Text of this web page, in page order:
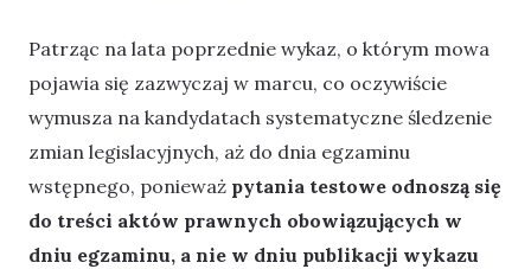
Patrząc na lata poprzednie wykaz, o którym mowa
pojawia się zazwyczaj w marcu, co oczywiście
wymusza na kandydatach systematyczne śledzenie
zmian legislacyjnych, aż do dnia egzaminu
wstępnego, ponieważ pytania testowe odnoszą się
do treści aktów prawnych obowiązujących w
dniu egzaminu, a nie w dniu publikacji wykazu